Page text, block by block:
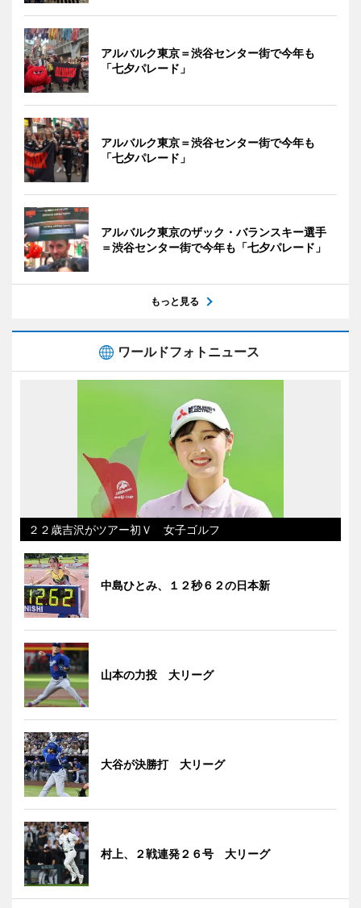
アルバルク東京＝渋谷センター街で今年も
「七夕パレード」
アルバルク東京＝渋谷センター街で今年も
「七夕パレード」
アルバルク東京のザック・バランスキー選手
＝渋谷センター街で今年も「七夕パレード」
もっと見る
ワールドフォトニュース
２２歳吉沢がツアー初Ｖ 女子ゴルフ
中島ひとみ、１２秒６２の日本新
山本の力投 大リーグ
大谷が決勝打 大リーグ
村上、２戦連発２６号 大リーグ